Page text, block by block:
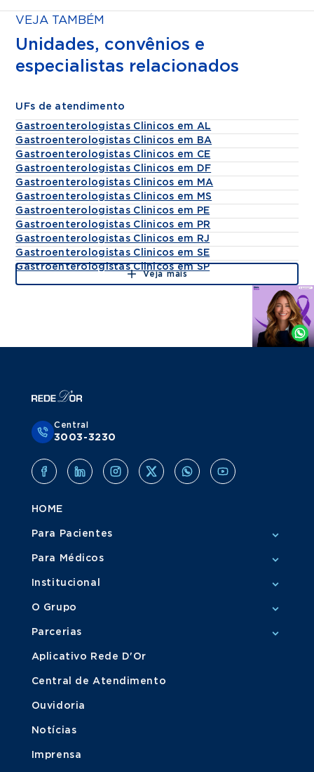
VEJA TAMBÉM
Unidades, convênios e
especialistas relacionados
UFs de atendimento
Gastroenterologistas Clinicos em AL
Gastroenterologistas Clinicos em BA
Gastroenterologistas Clinicos em CE
Gastroenterologistas Clinicos em DF
Gastroenterologistas Clinicos em MA
Gastroenterologistas Clinicos em MS
Gastroenterologistas Clinicos em PE
Gastroenterologistas Clinicos em PR
Gastroenterologistas Clinicos em RJ
Gastroenterologistas Clinicos em SE
Gastroenterologistas Clinicos em SP
Veja mais
Agende
Whatsapp
Central
3003-3230
HOME
Para Pacientes
Para Médicos
Institucional
O Grupo
Parcerias
Aplicativo Rede D'Or
Central de Atendimento
Ouvidoria
Notícias
Imprensa